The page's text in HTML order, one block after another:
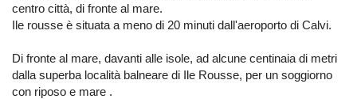
centro città, di fronte al mare.
Ile rousse è situata a meno di 20 minuti dall'aeroporto di Calvi.
Di fronte al mare, davanti alle isole, ad alcune centinaia di metri
dalla superba località balneare di Ile Rousse, per un soggiorno
con riposo e mare .